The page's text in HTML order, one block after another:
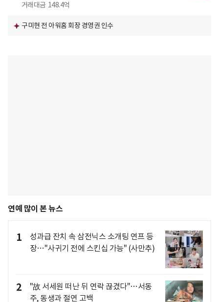
거래대금 148.4억
구미현 전 아워홈 회장 경영권 인수
연예 많이 본 뉴스
1
성과급 잔치 속 삼전닉스 소개팅 연프 등
장…"사귀기 전에 스킨십 가능" (사만추)
2
"故 서세원 떠난 뒤 연락 끊겼다"…서동
주, 동생과 절연 고백